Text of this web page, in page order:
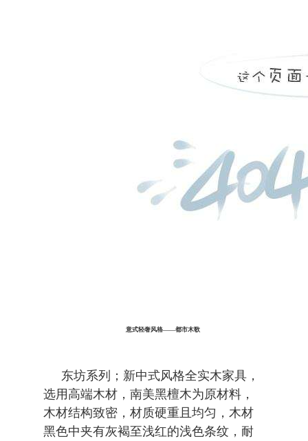
意式轻奢风格——都市木歌
东坊系列；新中式风格全实木家具，
选用高端木材，南美黑檀木为原材料，
木材结构致密，材质硬重且均匀，木材
黑色中夹有灰褐至浅红的浅色条纹，耐